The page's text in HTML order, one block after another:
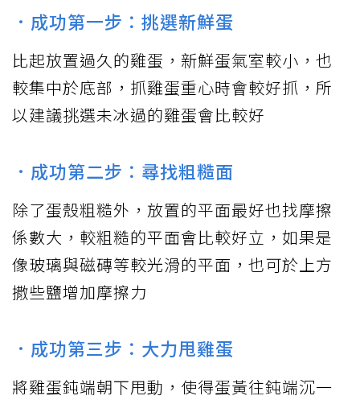
．成功第一步：挑選新鮮蛋
比起放置過久的雞蛋，新鮮蛋氣室較小，也
較集中於底部，抓雞蛋重心時會較好抓，所
以建議挑選未冰過的雞蛋會比較好
．成功第二步：尋找粗糙面
除了蛋殼粗糙外，放置的平面最好也找摩擦
係數大，較粗糙的平面會比較好立，如果是
像玻璃與磁磚等較光滑的平面，也可於上方
撒些鹽增加摩擦力
．成功第三步：大力甩雞蛋
將雞蛋鈍端朝下甩動，使得蛋黃往鈍端沉一